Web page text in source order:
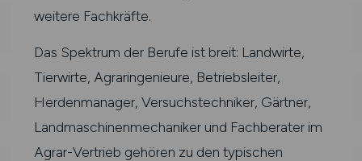
weitere Fachkräfte.
Das Spektrum der Berufe ist breit: Landwirte,
Tierwirte, Agraringenieure, Betriebsleiter,
Herdenmanager, Versuchstechniker, Gärtner,
Landmaschinenmechaniker und Fachberater im
Agrar-Vertrieb gehören zu den typischen